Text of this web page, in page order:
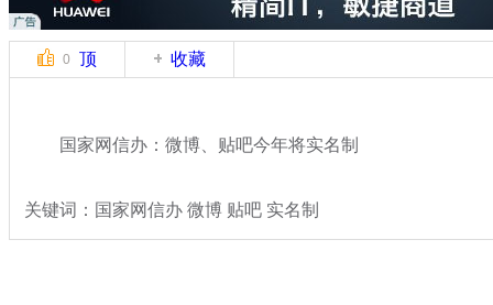
0 顶 收藏
国家网信办：微博、贴吧今年将实名制
关键词：国家网信办 微博 贴吧 实名制